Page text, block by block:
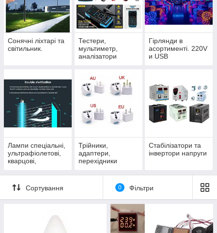
Сонячні ліхтарі та
світильник.
Тестери,
мультиметр,
аналізатори
Гірлянди в
асортименті. 220V
и USB
Лампи спеціальні,
ультрафіолетові,
кварцові,
Трійники,
адаптери,
перехідники
Стабілізатори та
інвертори напруги
Сортування 0 Фільтри